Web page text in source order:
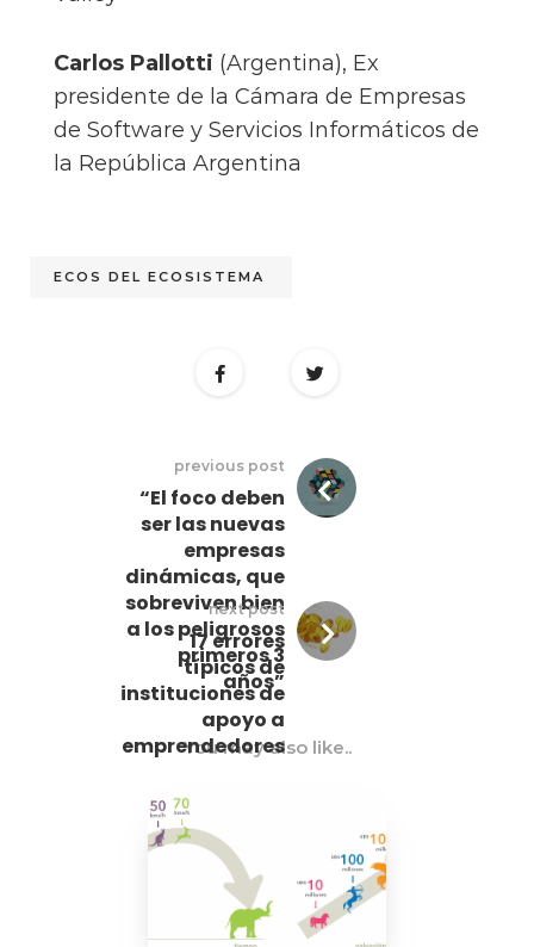
Carlos Pallotti (Argentina), Ex
presidente de la Cámara de Empresas
de Software y Servicios Informáticos de
la República Argentina
ECOS DEL ECOSISTEMA
previous post
“El foco deben
ser las nuevas
empresas
dinámicas, que
sobreviven bien
a los peligrosos
primeros 3
años”
next post
17 errores
típicos de
instituciones de
apoyo a
emprendedores
You may also like..